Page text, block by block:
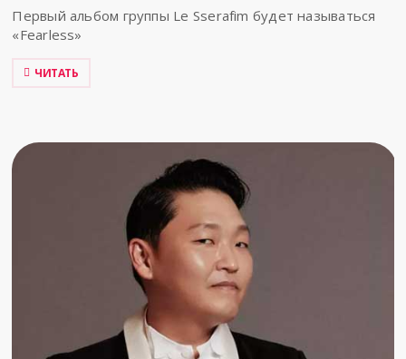
Первый альбом группы Le Sserafim будет называться
«Fearless»
ЧИТАТЬ